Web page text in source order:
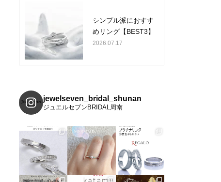
シンプル派におすす
めリング【BEST3】
2026.07.17
jewelseven_bridal_shunan
ジュエルセブンBRIDAL周南